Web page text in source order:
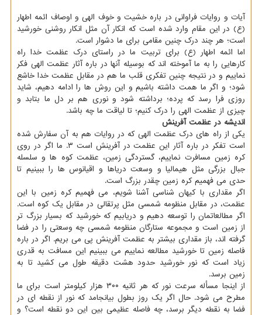
آیات و روایات فراوانی در باره خشیت و خوف الهی و اوصاف ائمه اطهار
(ع) در این مقام وارد شده است که انکار آن مثل انکار روشنی خورشید
است؛ هر چند درک چنین مقامی برای ما دشوار است.
اما ائمه اطهار (ع) برای تربیت ما در راستای درک عظمت خدا راه
کارهایی را به ما آموخته اند که بوسیله آنها در باره آثار عظمت الهی فکر
نماییم و در نتیجه چنین تفکری قلب ما هم در مقابل عظمت خدا خاشع
شود؛ و اگر ما همت داشته باشیم و این روش ها را ادامه دهیم، شاید
روزی فرا رسد که پرده؛ برداشته شود و نوری هم بر دل ما بتابد و
چیزی از عظمت الهی را درک کنیم؛ تا لیاقت ما چه باشد.
اندیشه در عظمت آفرینش
یکی از راه های درک عظمت الهی که در روایات هم به آن سفارش شده
است تفکر در باره آثار این عظمت در آفرینش است ۳. ما اگر در روی
کره زمین مسافرت نماییم، گستردگی زمین، عظمت کوه ها و سلسله
جبال بزرگی مثل هیمالیا و وسعت دریاها و اقیانوس ها را ببینیم تا
حدی می فهمیم کره زمین چقدر بزرگ است.
اگر مقداری با کیهان شناسی آشنا شویم، می فهمیم کره زمین با این
عظمت، در مقابل منظومه شمسی مثل پرتقالی در مقابل یک کوه است.
اگر مطالعاتمان را توسعه دهیم و دریابیم که خورشید که بسیار بزرگ تر
از زمین است و مجموعه ستارگان منظومه شمسی چه وسعتی را در فضا
گرفته اند، باز مقداری بیشتر به عظمت آفرینش پی می بریم. اگر در باره
فاصله زمین تا خورشید مطالعه نماییم می ببینیم این مسافت به قدری
زیاد است که نور خورشید حدود هشت دقیقه طول می کشید تا به
زمین برسد.
از اینجا مسأله سرعت نور که هر ثانیه ۳۰۰ هزار کیلومتر است برای ما
مطرح می شود. حال اگر یک روز بطول بیانجامد که نور از نقطه ای در
فضا به نقطه دیگر برسد، چه فاصله عظیمی بین این دو نقطه است؟ و